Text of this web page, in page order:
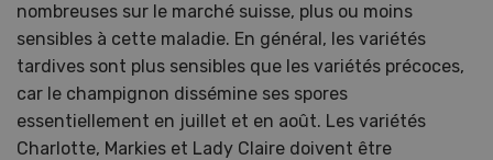
nombreuses sur le marché suisse, plus ou moins
sensibles à cette maladie. En général, les variétés
tardives sont plus sensibles que les variétés précoces,
car le champignon dissémine ses spores
essentiellement en juillet et en août. Les variétés
Charlotte, Markies et Lady Claire doivent être